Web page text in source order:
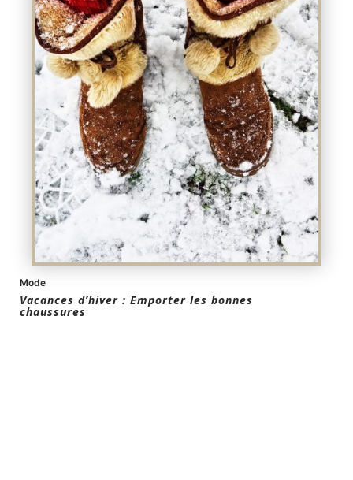
Mode
Vacances d’hiver : Emporter les bonnes
chaussures